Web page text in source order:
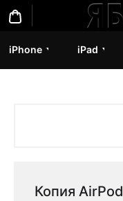
iPhone iPad
Копия